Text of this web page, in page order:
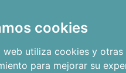
cookies
web utiliza cookies y
para mejorar su